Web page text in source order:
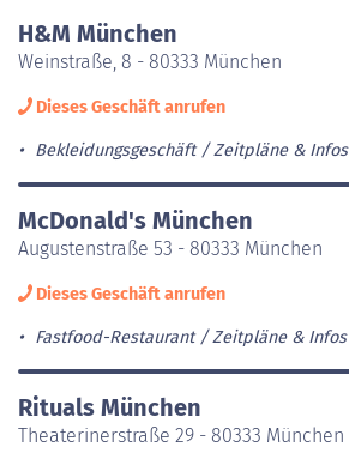
H&M München
Weinstraße, 8 - 80333 München
Dieses Geschäft anrufen
Bekleidungsgeschäft Zeitpläne & Infos
McDonald's München
Augustenstraße 53 - 80333 München
Dieses Geschäft anrufen
Fastfood-Restaurant Zeitpläne & Infos
Rituals München
Theaterinerstraße 29 - 80333 München